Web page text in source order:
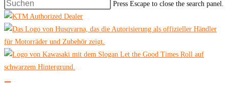
Press Escape to close the search panel.